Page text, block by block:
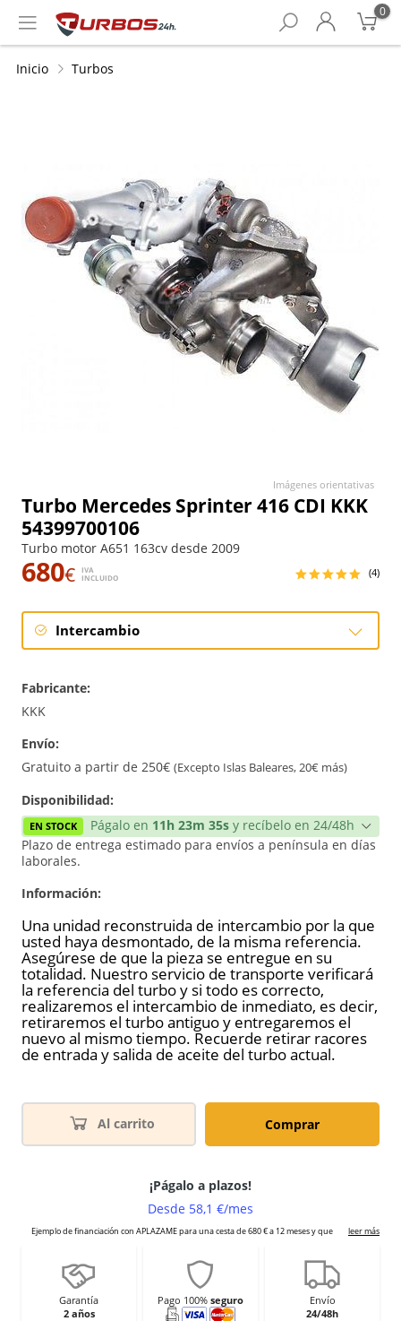
0
Inicio Turbos
Turbo Mercedes Sprinter 416 CDI KKK
54399700106
Turbo motor A651 163cv desde 2009
680€
IVA
INCLUIDO
(4)
Intercambio
Fabricante:
KKK
Envío:
Gratuito a partir de 250€ (Excepto Islas Baleares, 20€ más)
Disponibilidad:
EN STOCK Págalo en 11h 23m 35s y recíbelo en 24/48h
Plazo de entrega estimado para envíos a península en días
laborales.
Información:
Una unidad reconstruida de intercambio por la que
usted haya desmontado, de la misma referencia.
Asegúrese de que la pieza se entregue en su
totalidad. Nuestro servicio de transporte verificará
la referencia del turbo y si todo es correcto,
realizaremos el intercambio de inmediato, es decir,
retiraremos el turbo antiguo y entregaremos el
nuevo al mismo tiempo. Recuerde retirar racores
de entrada y salida de aceite del turbo actual.
Al carrito Comprar
Garantía
2 años
Pago 100% seguro
Envío
24/48h
Imágenes orientativas